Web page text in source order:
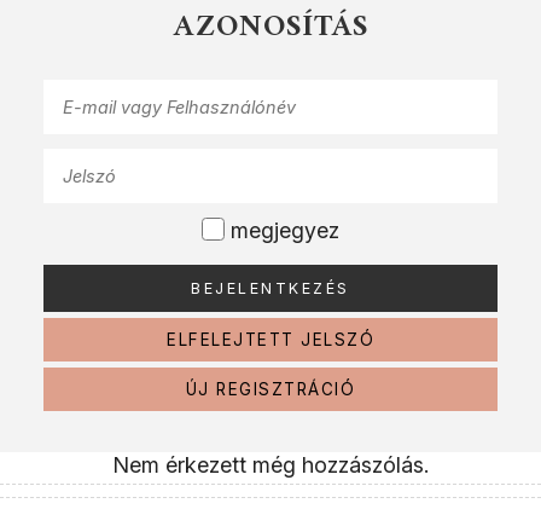
AZONOSÍTÁS
megjegyez
ELFELEJTETT JELSZÓ
ÚJ REGISZTRÁCIÓ
Nem érkezett még hozzászólás.